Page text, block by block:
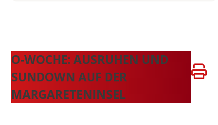
O-WOCHE: AUSRUHEN UND
SUNDOWN AUF DER
MARGARETENINSEL